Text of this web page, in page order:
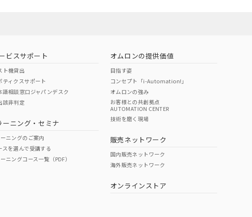
O O
証/適合状況ページへ
からご検索ください
ビスサポート
ト機貸出
ティクスサポート
語相談窓口ジャパンデスク
該非判定
ーニング・セミナ
ニングのご案内
スを選んで受講する
ニングコース一覧（PDF）
オムロンの提供価値
目指す姿
コンセプト「i-Automation!」
オムロンの強み
お客様との共創拠点
AUTOMATION CENTER
技術を磨く現場
販売ネットワーク
国内販売ネットワーク
海外販売ネットワーク
オンラインストア